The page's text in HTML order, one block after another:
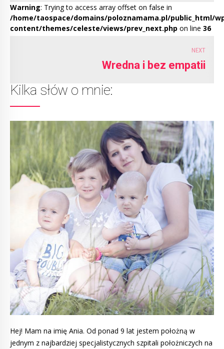
Warning: Trying to access array offset on false in
/home/taospace/domains/poloznamama.pl/public_html/
content/themes/celeste/views/prev_next.php on line 36
NEXT
Wredna i bez empatii
Kilka słów o mnie:
Hej! Mam na imię Ania. Od ponad 9 lat jestem położną w
jednym z najbardziej specjalistycznych szpitali położniczych na